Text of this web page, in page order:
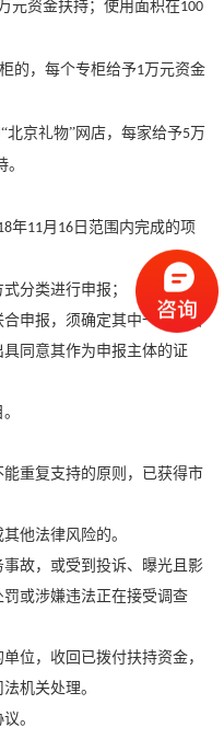
元资金扶持；使用面积在100
的，每个专柜给予1万元资金
北京礼物”网店，每家给予5万
年11月 16日范围内完成的项
式分类进行申报；
申报，须确定其中一个项目
同意其作为申报主体的证
能重复支持的原则，已获得市
他法律风险的。
事故，或受到投诉、曝光且影
或涉嫌违法正在接受调查
位，收回已拨付扶持资金，
机关处理。
。